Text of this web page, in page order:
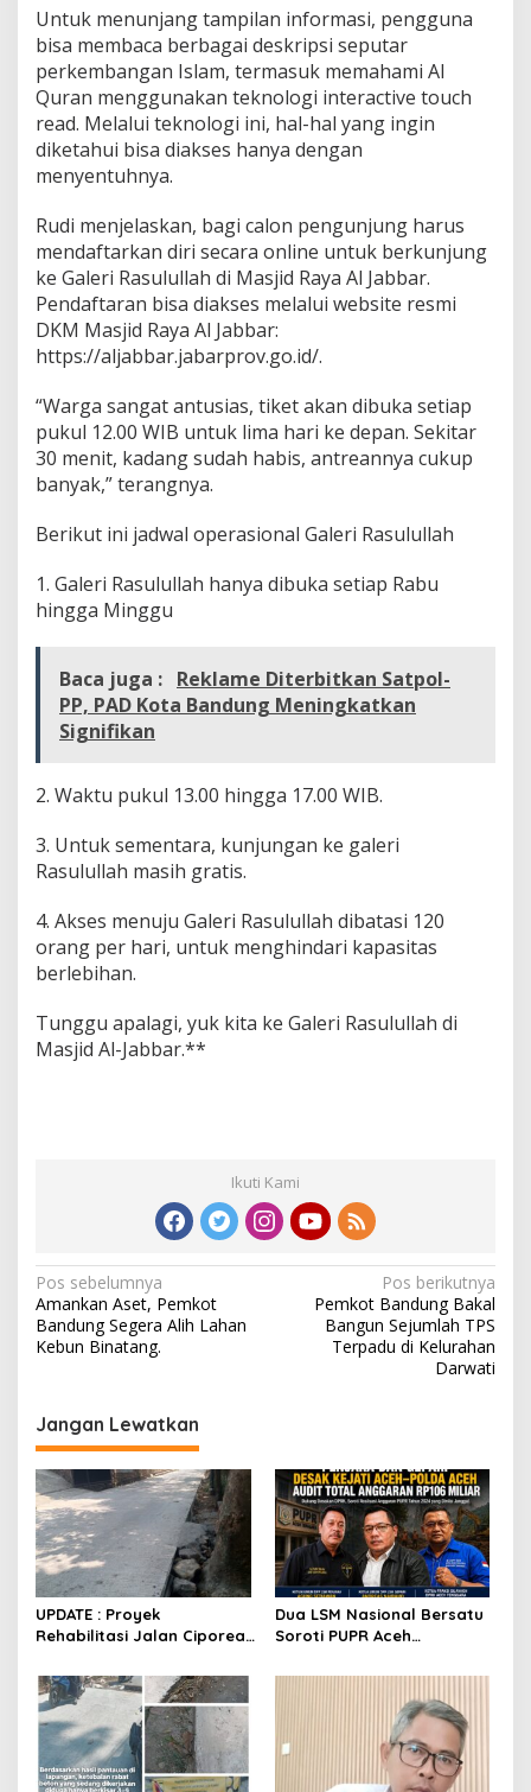
Untuk menunjang tampilan informasi, pengguna
bisa membaca berbagai deskripsi seputar
perkembangan Islam, termasuk memahami Al
Quran menggunakan teknologi interactive touch
read. Melalui teknologi ini, hal-hal yang ingin
diketahui bisa diakses hanya dengan
menyentuhnya.
Rudi menjelaskan, bagi calon pengunjung harus
mendaftarkan diri secara online untuk berkunjung
ke Galeri Rasulullah di Masjid Raya Al Jabbar.
Pendaftaran bisa diakses melalui website resmi
DKM Masjid Raya Al Jabbar:
https://aljabbar.jabarprov.go.id/.
“Warga sangat antusias, tiket akan dibuka setiap
pukul 12.00 WIB untuk lima hari ke depan. Sekitar
30 menit, kadang sudah habis, antreannya cukup
banyak,” terangnya.
Berikut ini jadwal operasional Galeri Rasulullah
1. Galeri Rasulullah hanya dibuka setiap Rabu
hingga Minggu
Baca juga : Reklame Diterbitkan Satpol-
PP, PAD Kota Bandung Meningkatkan
Signifikan
2. Waktu pukul 13.00 hingga 17.00 WIB.
3. Untuk sementara, kunjungan ke galeri
Rasulullah masih gratis.
4. Akses menuju Galeri Rasulullah dibatasi 120
orang per hari, untuk menghindari kapasitas
berlebihan.
Tunggu apalagi, yuk kita ke Galeri Rasulullah di
Masjid Al-Jabbar.**
Ikuti Kami
N
a
v
g
a
s
i
p
o
s
Pos sebelumnya
Amankan Aset, Pemkot
Bandung Segera Alih Lahan
Kebun Binatang.
Pos berikutnya
Pemkot Bandung Bakal
Bangun Sejumlah TPS
Terpadu di Kelurahan
Darwati
Jangan Lewatkan
UPDATE : Proyek
Rehabilitasi Jalan Ciporeat
Ketebalan Rabat Beton
Capai 20–25 Cm
Dua LSM Nasional Bersatu
Soroti PUPR Aceh
GEPARI Desak Kejati Aceh–
Polda Aceh Audit Total
Anggaran Rp106 Miliar